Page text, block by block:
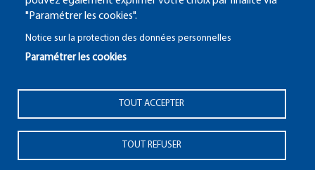
"Paramétrer les cookies".
Notice sur la protection des données personnelles
Paramétrer les cookies
TOUT REFUSER
TOUT ACCEPTER
de
Pied
Mentions Légales Plan du site © 2025 IFP School